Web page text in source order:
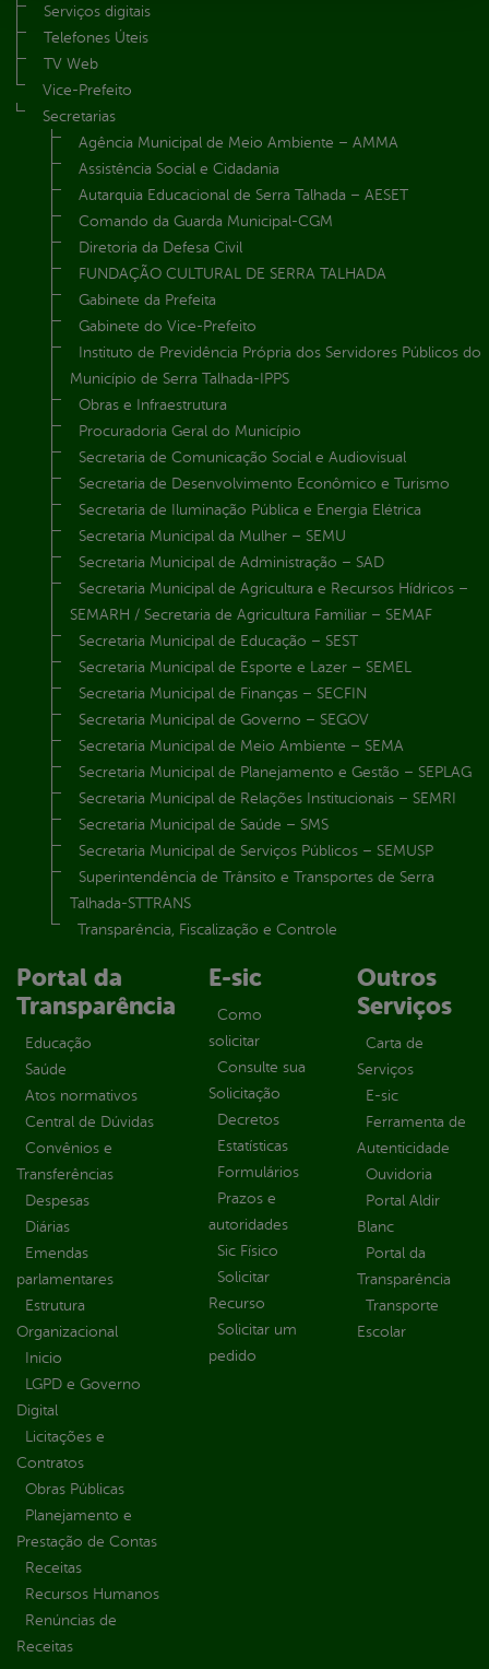
Serviços digitais
Telefones Úteis
TV Web
Vice-Prefeito
Secretarias
Agência Municipal de Meio Ambiente – AMMA
Assistência Social e Cidadania
Autarquia Educacional de Serra Talhada – AESET
Comando da Guarda Municipal-CGM
Diretoria da Defesa Civil
FUNDAÇÃO CULTURAL DE SERRA TALHADA
Gabinete da Prefeita
Gabinete do Vice-Prefeito
Instituto de Previdência Própria dos Servidores Públicos do
Município de Serra Talhada-IPPS
Obras e Infraestrutura
Procuradoria Geral do Município
Secretaria de Comunicação Social e Audiovisual
Secretaria de Desenvolvimento Econômico e Turismo
Secretaria de Iluminação Pública e Energia Elétrica
Secretaria Municipal da Mulher – SEMU
Secretaria Municipal de Administração – SAD
Secretaria Municipal de Agricultura e Recursos Hídricos –
SEMARH / Secretaria de Agricultura Familiar – SEMAF
Secretaria Municipal de Educação – SEST
Secretaria Municipal de Esporte e Lazer – SEMEL
Secretaria Municipal de Finanças – SECFIN
Secretaria Municipal de Governo – SEGOV
Secretaria Municipal de Meio Ambiente – SEMA
Secretaria Municipal de Planejamento e Gestão – SEPLAG
Secretaria Municipal de Relações Institucionais – SEMRI
Secretaria Municipal de Saúde – SMS
Secretaria Municipal de Serviços Públicos – SEMUSP
Superintendência de Trânsito e Transportes de Serra
Talhada-STTRANS
Transparência, Fiscalização e Controle
Portal da
Transparência
Educação
Saúde
Atos normativos
Central de Dúvidas
Convênios e
Transferências
Despesas
Diárias
Emendas
parlamentares
Estrutura
Organizacional
Inicio
LGPD e Governo
Digital
Licitações e
Contratos
Obras Públicas
Planejamento e
Prestação de Contas
Receitas
Recursos Humanos
Renúncias de
Receitas
E-sic
Como
solicitar
Consulte sua
Solicitação
Decretos
Estatísticas
Formulários
Prazos e
autoridades
Sic Físico
Solicitar
Recurso
Solicitar um
pedido
Outros
Serviços
Carta de
Serviços
E-sic
Ferramenta de
Autenticidade
Ouvidoria
Portal Aldir
Blanc
Portal da
Transparência
Transporte
Escolar